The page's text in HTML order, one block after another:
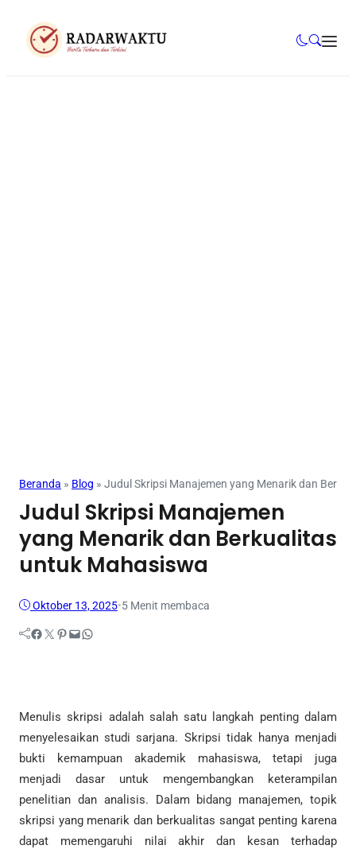
Beranda » Blog » Judul Skripsi Manajemen yang Menarik dan
Judul Skripsi Manajemen
yang Menarik dan Berkualitas
untuk Mahasiswa
Oktober 13, 2025•5 Menit membaca
Facebook Twitter Pinterest Mail WhatsApp
Menulis skripsi adalah salah satu langkah penting dalam
menyelesaikan studi sarjana. Skripsi tidak hanya menjadi
bukti kemampuan akademik mahasiswa, tetapi juga
menjadi dasar untuk mengembangkan keterampilan
penelitian dan analisis. Dalam bidang manajemen, topik
skripsi yang menarik dan berkualitas sangat penting karena
dapat memengaruhi nilai akhir dan kesan terhadap